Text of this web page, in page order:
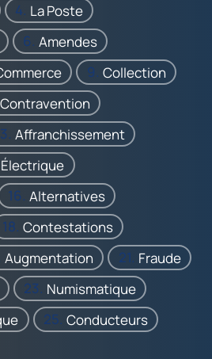
La Poste
Amendes
Collection
Contravention
Affranchissement
Alternatives
Contestations
Augmentation
Fraude
Numismatique
Conducteurs